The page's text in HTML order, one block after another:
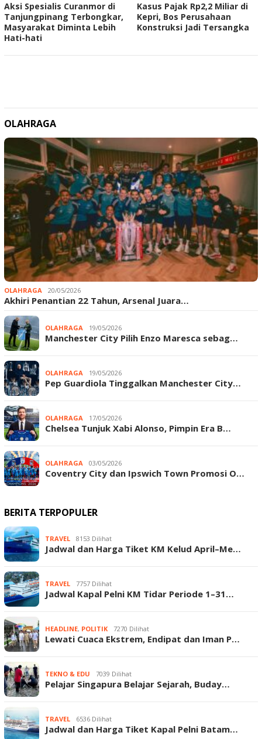
Aksi Spesialis Curanmor di
Tanjungpinang Terbongkar,
Masyarakat Diminta Lebih
Hati-hati
Kasus Pajak Rp2,2 Miliar di
Kepri, Bos Perusahaan
Konstruksi Jadi Tersangka
OLAHRAGA
OLAHRAGA 20/05/2026
Akhiri Penantian 22 Tahun, Arsenal Juara…
OLAHRAGA 19/05/2026
Manchester City Pilih Enzo Maresca sebag…
OLAHRAGA 19/05/2026
Pep Guardiola Tinggalkan Manchester City…
OLAHRAGA 17/05/2026
Chelsea Tunjuk Xabi Alonso, Pimpin Era B…
OLAHRAGA 03/05/2026
Coventry City dan Ipswich Town Promosi O…
BERITA TERPOPULER
TRAVEL 8153 Dilihat
Jadwal dan Harga Tiket KM Kelud April–Me…
TRAVEL 7757 Dilihat
Jadwal Kapal Pelni KM Tidar Periode 1–31…
HEADLINE, POLITIK 7270 Dilihat
Lewati Cuaca Ekstrem, Endipat dan Iman P…
TEKNO & EDU 7039 Dilihat
Pelajar Singapura Belajar Sejarah, Buday…
TRAVEL 6536 Dilihat
Jadwal dan Harga Tiket Kapal Pelni Batam…